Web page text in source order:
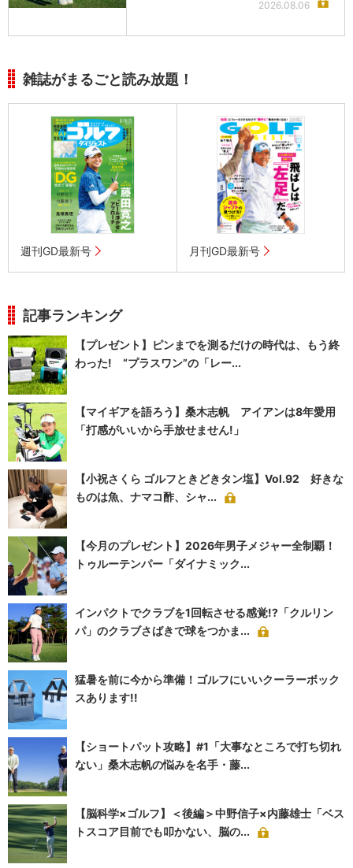
2026.08.06
雑誌がまるごと読み放題！
週刊GD最新号 月刊GD最新号
記事ランキング
【プレゼント】ピンまでを測るだけの時代は、もう終
わった! “プラスワン”の「レー...
【マイギアを語ろう】桑木志帆 アイアンは8年愛用
「打感がいいから手放せません!」
【小祝さくら ゴルフときどきタン塩】Vol.92 好きな
ものは魚、ナマコ酢、シャ...
【今月のプレゼント】2026年男子メジャー全制覇！
トゥルーテンパー「ダイナミック...
インパクトでクラブを1回転させる感覚!?「クルリン
パ」のクラブさばきで球をつかま...
猛暑を前に今から準備！ゴルフにいいクーラーボック
スあります!!
【ショートパット攻略】#1「大事なところで打ち切れ
ない」桑木志帆の悩みを名手・藤...
【脳科学×ゴルフ】＜後編＞中野信子×内藤雄士「ベス
トスコア目前でも叩かない、脳の...